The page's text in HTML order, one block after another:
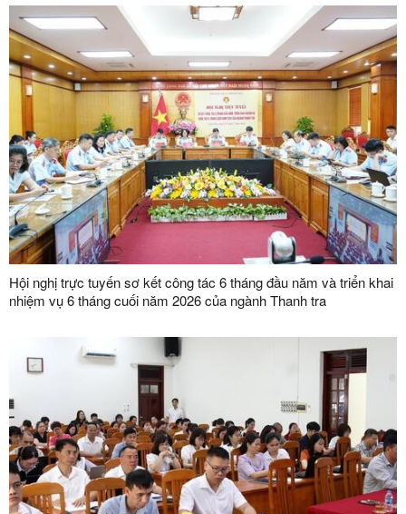
Hội nghị trực tuyến sơ kết công tác 6 tháng đầu năm và triển khai
nhiệm vụ 6 tháng cuối năm 2026 của ngành Thanh tra